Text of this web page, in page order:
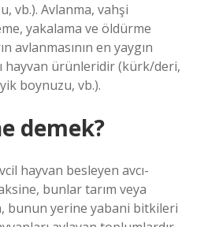
vb.). Avlanma, vahşi
yakalama ve öldürme
avlanmasının en yaygın
hayvan ürünleridir (kürk/deri,
boynuzu, vb.).
demek?
hayvan besleyen avcı-
bunlar tarım veya
bunun yerine yabani bitkileri